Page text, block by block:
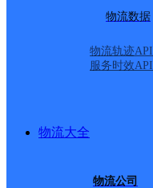
物流数据
物流轨迹API
服务时效API
物流大全
物流公司